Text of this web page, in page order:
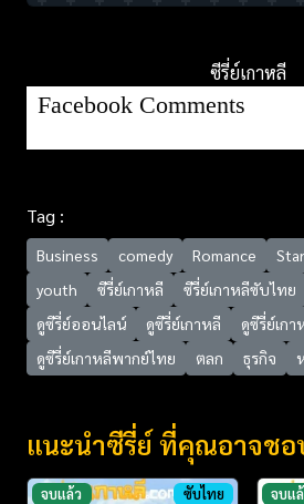
ซีรี่ย์เกาหลี
Facebook Comments
Tag :
Business comedy Romance
youth
ซีรี่ย์เกาหลี ซีรี่ย์เกาหลีซับไทย
ดูซีรี่ย์ออนไลน์
ดูซีรี่ย์เกาหลี
ดูซีรี่ย์เก
ดูซีรี่ย์เกาหลีพากย์ไทย
ตลก ธุรกิจ
แนะนำซีรี่ย์ ที่คุณอาจชอ
จบแล้ว ซับไทย จบแ